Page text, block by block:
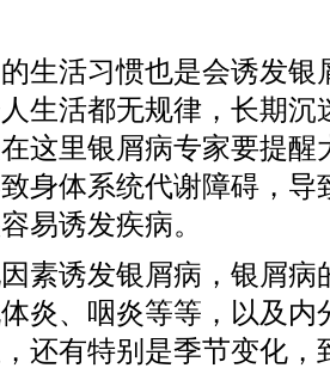
生活习惯也是会诱发银
生活都无规律，长期沉
这里银屑病专家要提
身体系统代谢障碍，导
易诱发疾病。
素诱发银屑病，银屑病
炎、咽炎等等，以及内
还有特别是季节变化，